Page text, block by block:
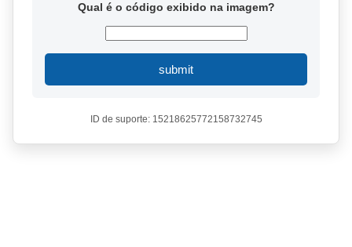
Qual é o código exibido na imagem?
submit
ID de suporte: 15218625772158732745